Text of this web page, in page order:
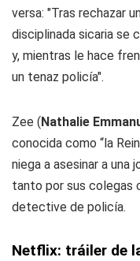
versa: "Tras rechazar
disciplinada sicaria se
y, mientras le hace
un tenaz policía".
Zee ( Nathalie
conocida como “la
niega a asesinar a una
tanto por sus colegas
detective de policía.
Netflix: tráiler de